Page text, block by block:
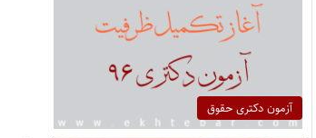
آزمون دکتری حقوق